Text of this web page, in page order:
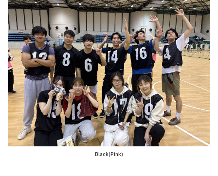
Black(Pink)